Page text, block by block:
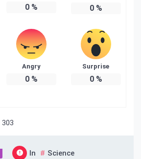
0% 0%
Angry
0%
Surprise
0%
303
In Science